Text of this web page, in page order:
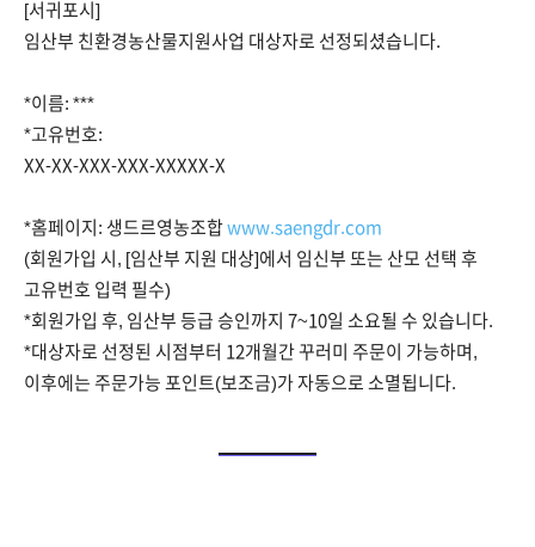
[서귀포시]
임산부 친환경농산물지원사업 대상자로 선정되셨습니다.
*이름: ***
*고유번호:
XX-XX-XXX-XXX-XXXXX-X
*홈페이지: 생드르영농조합 www.saengdr.com
(회원가입 시, [임산부 지원 대상]에서 임신부 또는 산모 선택 후
고유번호 입력 필수)
*회원가입 후, 임산부 등급 승인까지 7~10일 소요될 수 있습니다.
*대상자로 선정된 시점부터 12개월간 꾸러미 주문이 가능하며,
이후에는 주문가능 포인트(보조금)가 자동으로 소멸됩니다.